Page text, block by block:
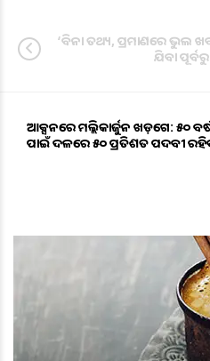
‘ବିନା ତଥ୍ୟ, ପ୍ରମାଣରେ ଭୁଲ
ଯିବା
ଆକ୍ସନରେ ମଲ୍ଲିକାର୍ଜୁନ ଖଡ଼ଗେ: ୫୦
ପାଇଁ ଦଳରେ ୫୦ ପ୍ରତିଶତ ପଦବୀ